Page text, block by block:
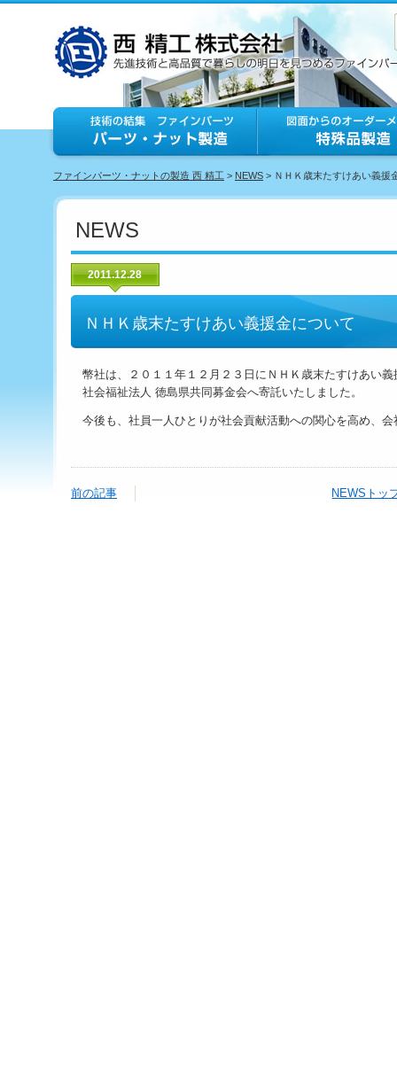
ファインパーツ・ナットの製造 西 精工 > NEWS > ＮＨＫ歳末たすけあい義援
NEWS
2011.12.28
ＮＨＫ歳末たすけあい義援金について
幣社は、２０１１年１２月２３日にＮＨＫ歳末たすけあい
社会福祉法人 徳島県共同募金会へ寄託いたしました。
今後も、社員一人ひとりが社会貢献活動への関心を高め、
前の記事 NEWSトッ